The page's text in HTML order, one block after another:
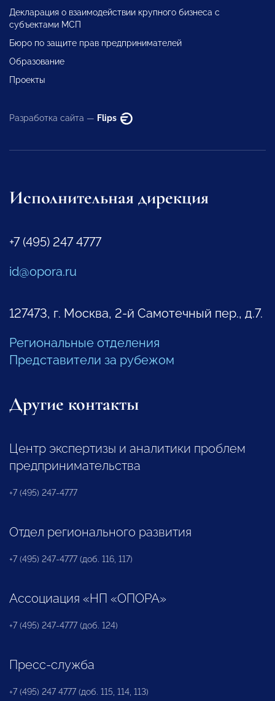
Декларация о взаимодействии крупного бизнеса с
субъектами МСП
Бюро по защите прав предпринимателей
Образование
Проекты
Разработка сайта — Flips
Исполнительная дирекция
+7 (495) 247 4777
id@opora.ru
127473, г. Москва, 2-й Самотечный пер., д.7.
Региональные отделения
Представители за рубежом
Другие контакты
Центр экспертизы и аналитики проблем
предпринимательства
+7 (495) 247-4777
Отдел регионального развития
+7 (495) 247-4777 (доб. 116, 117)
Ассоциация «НП «ОПОРА»
+7 (495) 247-4777 (доб. 124)
Пресс-служба
+7 (495) 247 4777 (доб. 115, 114, 113)